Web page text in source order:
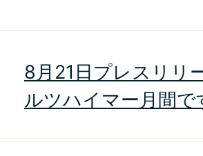
8月21日プレスリリ
ルツハイマー月間で